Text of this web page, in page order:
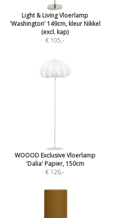
Light & Living Vloerlamp
'Washington' 149cm, kleur Nikkel
(excl. kap)
€ 105,-
WOOOD Exclusive Vloerlamp
'Dalia' Papier, 150cm
€ 126,-